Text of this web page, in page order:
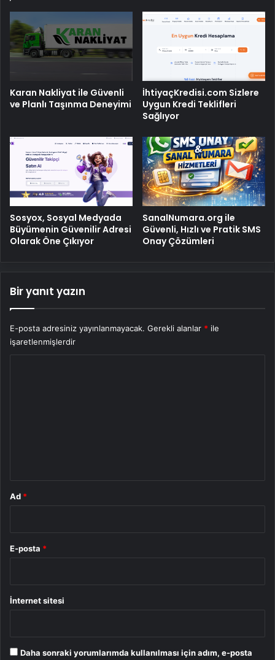
Karan Nakliyat ile Güvenli
ve Planlı Taşınma Deneyimi
İhtiyaçKredisi.com Sizlere
Uygun Kredi Teklifleri
Sağlıyor
Sosyox, Sosyal Medyada
Büyümenin Güvenilir Adresi
Olarak Öne Çıkıyor
SanalNumara.org ile
Güvenli, Hızlı ve Pratik SMS
Onay Çözümleri
Bir yanıt yazın
E-posta adresiniz yayınlanmayacak. Gerekli alanlar * ile
işaretlenmişlerdir
Ad *
E-posta *
İnternet sitesi
Daha sonraki yorumlarımda kullanılması için adım, e-posta